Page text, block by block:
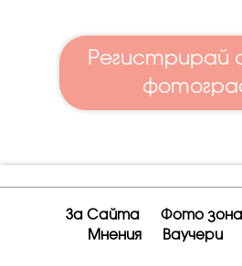
Регистрирай
За Сайта Фото зона
Мнения
Ваучери